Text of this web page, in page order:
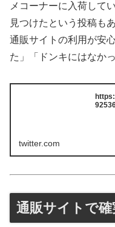
メコーナーに入荷して
見つけたという投稿も
通販サイトの利用が安
た」「ドンキにはなか
twitter.com
通販サイトで確